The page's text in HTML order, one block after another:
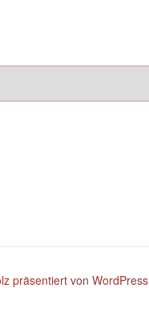
präsentiert von WordPress